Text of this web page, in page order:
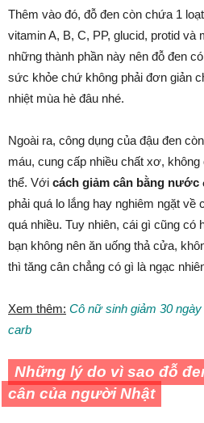
Thêm vào đó, đỗ đen còn chứa 1
vitamin A, B, C, PP, glucid, protid và
những thành phần này nên đỗ đen
sức khỏe chứ không phải đơn giản
nhiệt mùa hè đâu nhé.
Ngoài ra, công dụng của đậu đen
máu, cung cấp nhiều chất xơ,
thể. Với cách giảm cân bằng nước
phải quá lo lắng hay nghiêm ngặt về
quá nhiều. Tuy nhiên, cái gì cũng có
bạn không nên ăn uống thả cửa,
thì tăng cân chẳng có gì là ngạc
Xem thêm: Cô nữ sinh giảm 30
carb
Những lý do vì sao đỗ
cân của người Nhật